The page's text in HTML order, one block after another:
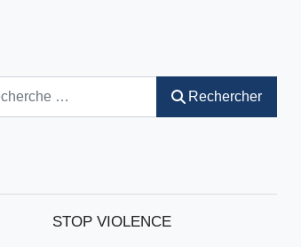
Rechercher
STOP VIOLENCE